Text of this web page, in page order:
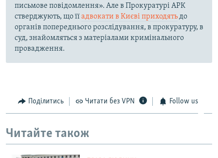
письмове повідомлення». Але в Прокуратурі АРК
стверджують, що їїадвокати в Києві приходятьдо
органів попереднього розслідування, в прокуратуру, в
суд, знайомляться з матеріалами кримінального
провадження.
Поділитись Читати без VPN Follow us
Читайте також